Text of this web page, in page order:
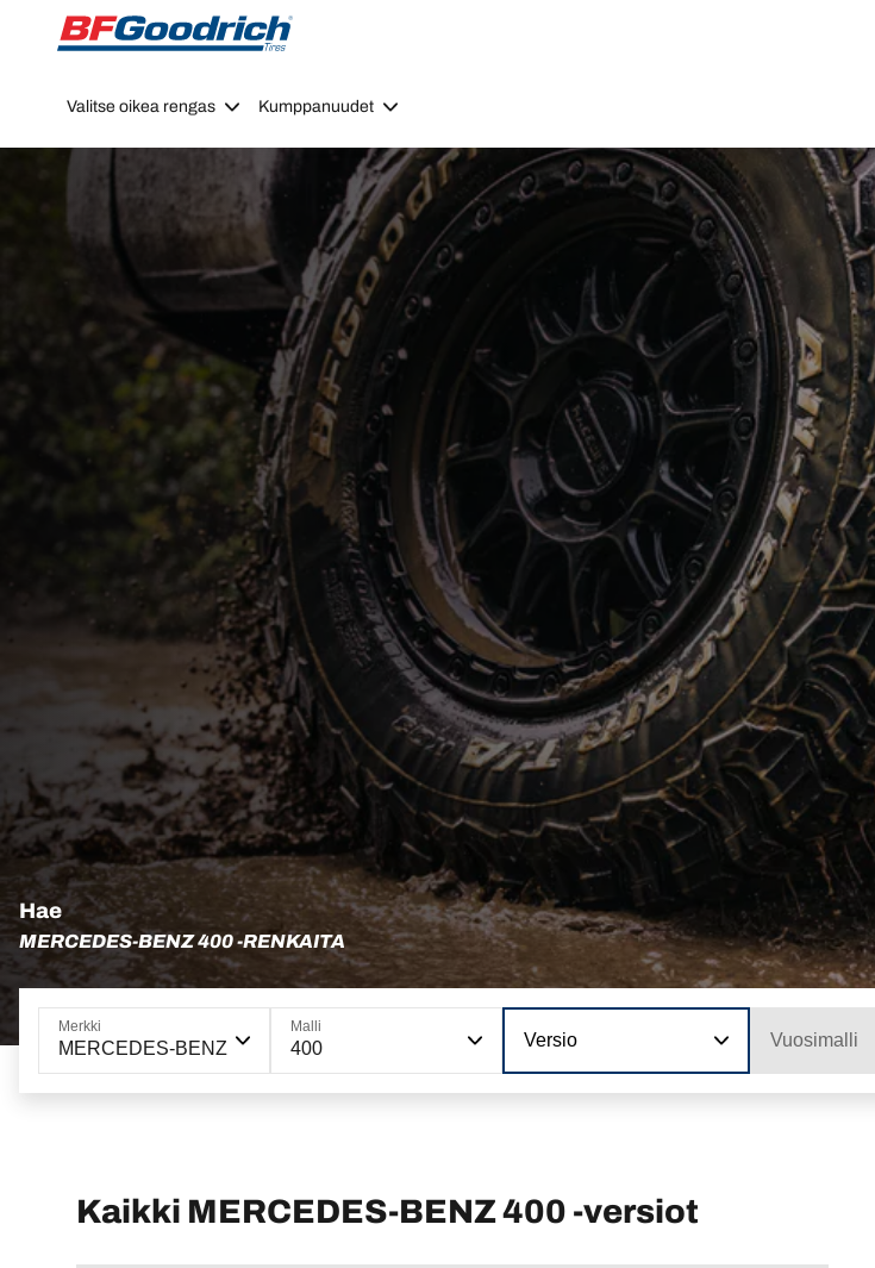
Go to page content
Go to page navigation
Valitse oikea rengas Kumppanuudet
Hae
MERCEDES-BENZ 400 -RENKAITA
Merkki
MERCEDES-BENZ
Malli
400 Versio Vuosimalli
Kaikki MERCEDES-BENZ 400 -versiot